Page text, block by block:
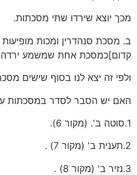
מכך יוצא שירדו שתי מסכתות.
ב. מסכת סנהדרין ומכות
קדום]כמסכת אחת שמשמע
ולפי זה יצא לנו בסוף שישים
האם יש הסבר לסדר במסכתות
1.סוטה ב'. (מקור 6).
2.תענית ב' (מקור 7) .
3.נזיר ב' (מקור 8) .